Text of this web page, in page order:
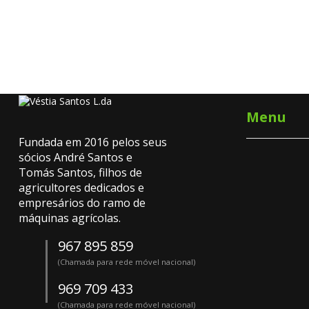
Fundada em 2016 pelos seus
sócios André Santos e
Tomás Santos, filhos de
agricultores dedicados e
empresários do ramo de
máquinas agrícolas.
967 895 859
(Chamada para rede móvel nacional)
969 709 433
(Chamada para rede móvel nacional)
Menu